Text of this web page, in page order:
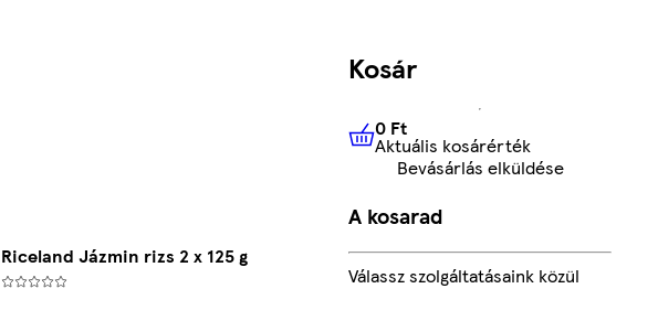
Riceland Jázmin rizs 2 x 125 g
Kosár
0 FtAktuális kosárérték
0 Ft
Aktuális kosárérték
Bevásárlás elküldése
A kosarad
Válassz szolgáltatásaink közül